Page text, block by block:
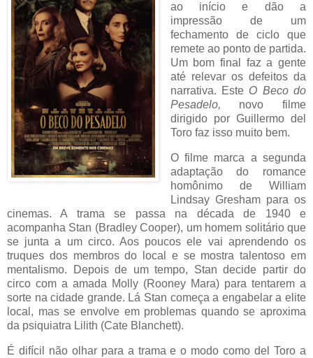
ao início e dão a
impressão de um
fechamento de ciclo que
remete ao ponto de partida.
Um bom final faz a gente
até relevar os defeitos da
narrativa. Este O Beco do
Pesadelo, novo filme
dirigido por Guillermo del
Toro faz isso muito bem.
O filme marca a segunda
adaptação do romance
homônimo de William
Lindsay Gresham para os
cinemas. A trama se passa na década de 1940 e
acompanha Stan (Bradley Cooper), um homem solitário que
se junta a um circo. Aos poucos ele vai aprendendo os
truques dos membros do local e se mostra talentoso em
mentalismo. Depois de um tempo, Stan decide partir do
circo com a amada Molly (Rooney Mara) para tentarem a
sorte na cidade grande. Lá Stan começa a engabelar a elite
local, mas se envolve em problemas quando se aproxima
da psiquiatra Lilith (Cate Blanchett).
É difícil não olhar para a trama e o modo como del Toro a